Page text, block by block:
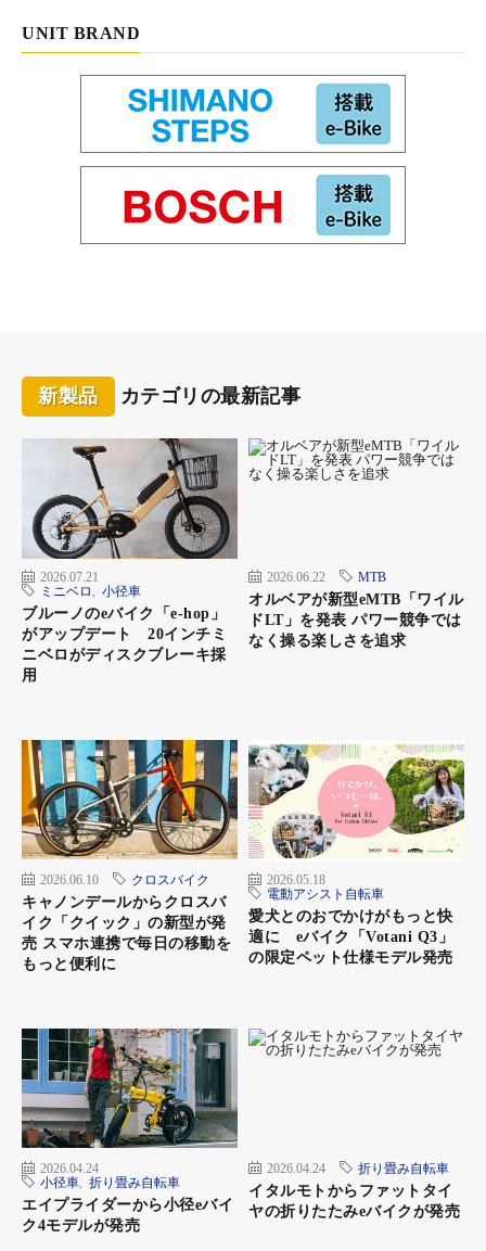
フォーク：アルミ
コンポーネント：シマノ・ティアグラ
タイヤ：700×32C
ドライブユニット：シマノ・ステップスDU-E6180
バッテリー定格容量：418Wh
走行可能距離：105km（エコ）、85km（ノーマル）、70km（ハ
イ）
車重：19.0kg（430）、19.2kg（490）
ロードレックスアイ6180
イン性が向上した。また、バッテリーの位置を変更したことでよ
り小柄な人でも乗れるようになった。コンポーネントには、グラ
ベルツーリング向けに開発されたシマノ・GRXを採用し、外装10
段シフトでより快適なライドを実現する。オプションで前後キャ
リヤやマッドガード、スタンドが装着できる。
ミヤタ・ロードレックスアイ6180（ブラック・メタリッ
クグレー）
UNIT BRAND
新製品 カテゴリの最新記事
2026.07.21
ミニベロ
小径車
ブルーノのeバイク「e-hop」
がアップデート 20インチミ
ニベロがディスクブレーキ採
用
2026.06.22 MTB
オルベアが新型eMTB「ワイル
ドLT」を発表 パワー競争では
なく操る楽しさを追求
2026.06.10 クロスバイク
キャノンデールからクロスバ
イク「クイック」の新型が発
売 スマホ連携で毎日の移動を
もっと便利に
2026.05.18
電動アシスト自転車
愛犬とのおでかけがもっと快
適に eバイク「Votani Q3」
の限定ペット仕様モデル発売
2026.04.24
小径車
折り畳み自転車
エイプライダーから小径eバイ
ク4モデルが発売
2026.04.24 折り畳み自転車
イタルモトからファットタイ
ヤの折りたたみeバイクが発売